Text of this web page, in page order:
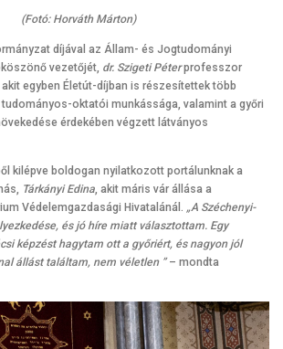
(Fotó: Horváth Márton)
díjával az Állam- és Jogtudományi
vezetőjét, dr. Szigeti Péterprofesszor
egyben Életút-díjban is részesítettek több
oktatói munkássága, valamint a győri
érdekében végzett látványos
kilépve boldogan nyilatkozott portálunknak a
Tárkányi Edina, akit máris vár állása a
Védelemgazdasági Hivatalánál. „A Széchenyi-
és jó híre miatt választottam. Egy
képzést hagytam ott a győriért, és nagyon jól
állást találtam, nem véletlen ”– mondta